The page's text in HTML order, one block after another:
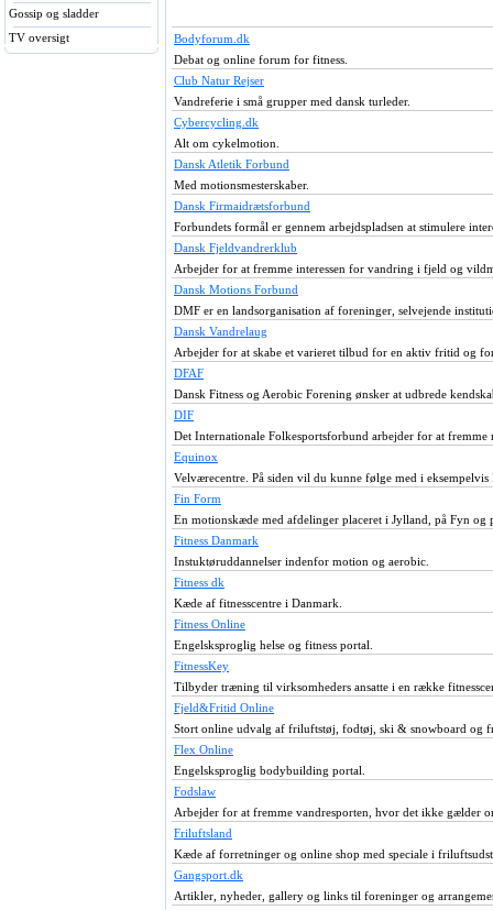
Gossip og sladder
TV oversigt
Bodyforum.dk
Debat og online forum for fitness.
Club Natur Rejser
Vandreferie i små grupper med dansk turleder.
Cybercycling.dk
Alt om cykelmotion.
Dansk Atletik Forbund
Med motionsmesterskaber.
Dansk Firmaidrætsforbund
Forbundets formål er gennem arbejdspladsen at stimulere
Dansk Fjeldvandrerklub
Arbejder for at fremme interessen for vandring i fjeld og
Dansk Motions Forbund
DMF er en landsorganisation af foreninger, selvejende
Dansk Vandrelaug
Arbejder for at skabe et varieret tilbud for en aktiv fritid og
DFAF
Dansk Fitness og Aerobic Forening ønsker at udbrede
DIF
Det Internationale Folkesportsforbund arbejder for at fremme
Equinox
Velværecentre. På siden vil du kunne følge med i
Fin Form
En motionskæde med afdelinger placeret i Jylland, på Fyn og
Fitness Danmark
Instuktøruddannelser indenfor motion og aerobic.
Fitness dk
Kæde af fitnesscentre i Danmark.
Fitness Online
Engelsksproglig helse og fitness portal.
FitnessKey
Tilbyder træning til virksomheders ansatte i en række
Fjeld&Fritid Online
Stort online udvalg af friluftstøj, fodtøj, ski & snowboard og
Flex Online
Engelsksproglig bodybuilding portal.
Fodslaw
Arbejder for at fremme vandresporten, hvor det ikke gælder
Friluftsland
Kæde af forretninger og online shop med speciale i
Gangsport.dk
Artikler, nyheder, gallery og links til foreninger og